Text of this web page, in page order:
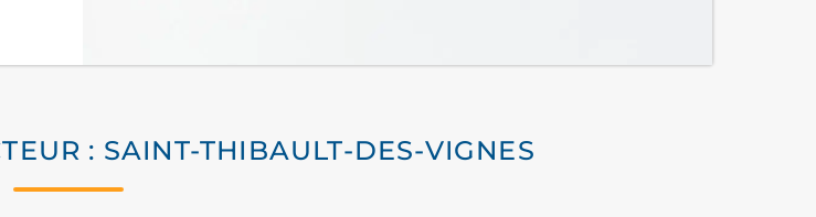
: SAINT-THIBAULT-DES-VIGNES